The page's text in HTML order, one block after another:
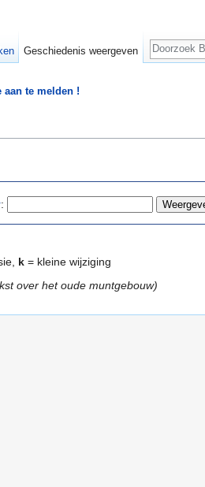
te melden !
:
k = kleine wijziging
over het oude muntgebouw)
Geschiedenis weergeven
Zoeken